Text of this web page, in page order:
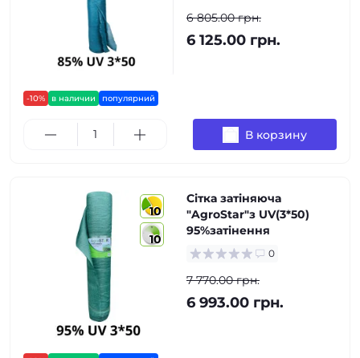
-10% в наличии популярний
6 805.00 грн.
6 125.00 грн.
В корзину
10
10
Сітка затіняюча
"AgroStar"з UV(3*50)
95%затінення
0
7 770.00 грн.
6 993.00 грн.